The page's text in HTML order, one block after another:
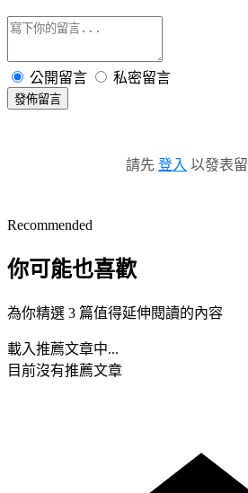
公開留言 私密留言
發佈留言
請先 登入 以發表留
Recommended
你可能也喜歡
為你精選 3 篇值得延伸閱讀的內容
載入推薦文章中...
目前沒有推薦文章